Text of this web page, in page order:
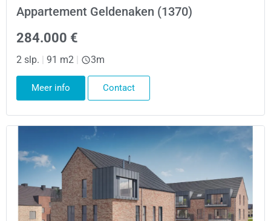
Appartement Geldenaken (1370)
284.000 €
2 slp. | 91 m2 | 3m
Meer info Contact